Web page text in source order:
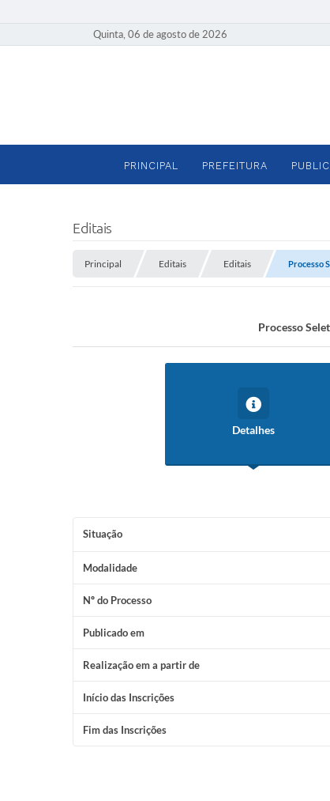
Quinta, 06 de agosto de 2026
PRINCIPAL PREFEITURA
Editais
Principal Editais Editais Processo
Processo
Detalhes
Situação
Modalidade
Nº do Processo
Publicado em
Realização em a partir de
Início das Inscrições
Fim das Inscrições